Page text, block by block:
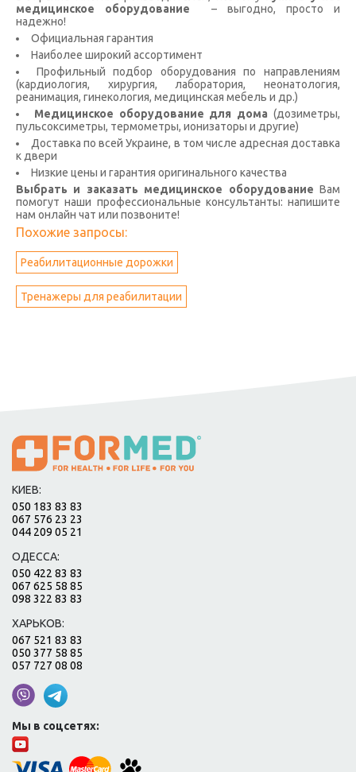
медицинское оборудование
– выгодно, просто и
надежно!
Официальная гарантия
Наиболее широкий ассортимент
Профильный подбор оборудования по направлениям
(кардиология, хирургия, лаборатория, неонатология,
реанимация, гинекология, медицинская мебель и др.)
Медицинское оборудование для дома (дозиметры,
пульсоксиметры, термометры, ионизаторы и другие)
Доставка по всей Украине, в том числе адресная доставка
к двери
Низкие цены и гарантия оригинального качества
Выбрать и заказать медицинское оборудование Вам
помогут наши профессиональные консультанты: напишите
нам онлайн чат или позвоните!
Похожие запросы:
Реабилитационные дорожки
Тренажеры для реабилитации
КИЕВ:
050 183 83 83
067 576 23 23
044 209 05 21
ОДЕССА:
050 422 83 83
067 625 58 85
098 322 83 83
ХАРЬКОВ:
067 521 83 83
050 377 58 85
057 727 08 08
Мы в соцсетях: